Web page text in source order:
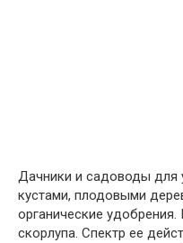
Дачники и садоводы для
кустами, плодовыми
органические
скорлупа. Спектр ее